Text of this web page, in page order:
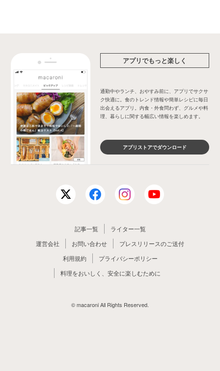
アプリでもっと楽しく
通勤中やランチ、おやすみ前に、アプリでサクサ
ク快適に。食のトレンド情報や簡単レシピに毎日
出会えるアプリ。内食・外食問わず、グルメや料
理、暮らしに関する幅広い情報を楽しめます。
アプリストアでダウンロード
記事一覧
ライター一覧
運営会社
お問い合わせ
プレスリリースのご送付
利用規約
プライバシーポリシー
料理をおいしく、安全に楽しむために
© macaroni All Rights Reserved.